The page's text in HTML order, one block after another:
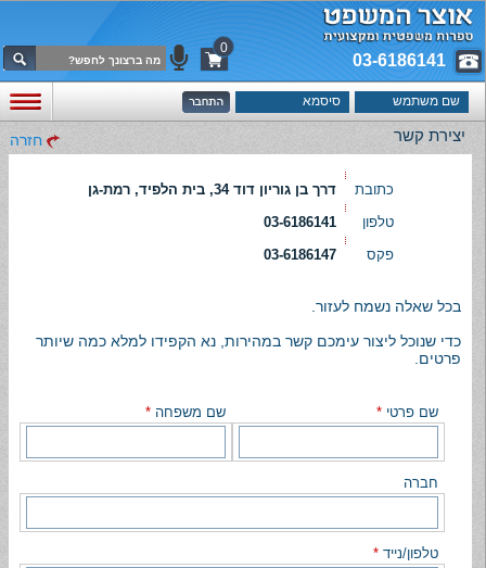
03-6186141
0
יצירת קשר חזרה
כתובת
דרך בן גוריון דוד 34, בית הלפיד, רמת-גן
טלפון
03-6186141
פקס
03-6186147
בכל שאלה נשמח לעזור.
כדי שנוכל ליצור עימכם קשר במהירות, נא הקפידו למלא כמה שיותר
פרטים.
שם פרטי * שם משפחה *
חברה
טלפון/נייד *